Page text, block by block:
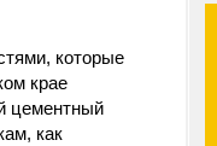
которые
крае
цементный
как